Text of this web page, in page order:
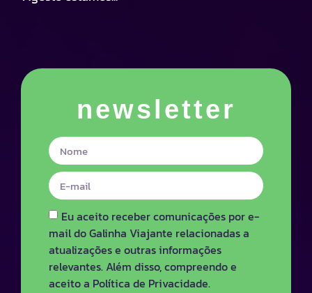
newsletter
Eu aceito receber comunicações por e-
mail do Galinha Viajante relacionadas a
atualizações e outras informações
relevantes. Além disso, compreendo e
aceito a Política de Privacidade.